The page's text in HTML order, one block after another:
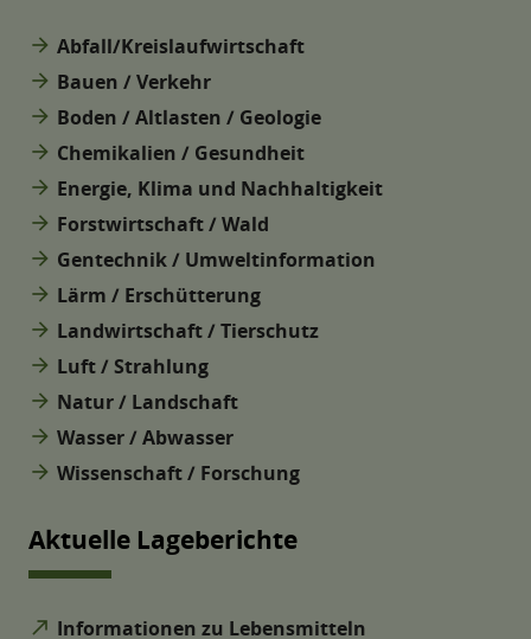
arrow_forward Abfall/Kreislaufwirtschaft
arrow_forward Bauen / Verkehr
arrow_forward Boden / Altlasten / Geologie
arrow_forward Chemikalien / Gesundheit
arrow_forward Energie, Klima und Nachhaltigkeit
arrow_forward Forstwirtschaft / Wald
arrow_forward Gentechnik / Umweltinformation
arrow_forward Lärm / Erschütterung
arrow_forward Landwirtschaft / Tierschutz
arrow_forward Luft / Strahlung
arrow_forward Natur / Landschaft
arrow_forward Wasser / Abwasser
arrow_forward Wissenschaft / Forschung
Aktuelle Lageberichte
north_east Informationen zu Lebensmitteln